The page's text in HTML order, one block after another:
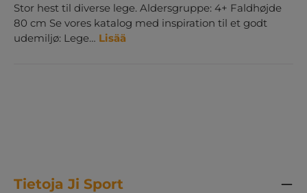
Stor hest til diverse lege. Aldersgruppe: 4+ Faldhøjde
80 cm Se vores katalog med inspiration til et godt
udemiljø: Lege… Lisää
Tietoja Ji Sport